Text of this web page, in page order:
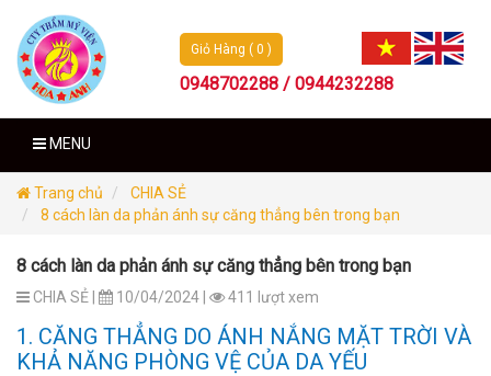
Giỏ Hàng ( 0 )
0948702288 / 0944232288
MENU
Trang chủ
CHIA SẺ
8 cách làn da phản ánh sự căng thẳng bên trong bạn
8 cách làn da phản ánh sự căng thẳng bên trong bạn
CHIA SẺ | 10/04/2024 | 411 lượt xem
1. CĂNG THẲNG DO ÁNH NẮNG MẶT TRỜI VÀ
KHẢ NĂNG PHÒNG VỆ CỦA DA YẾU